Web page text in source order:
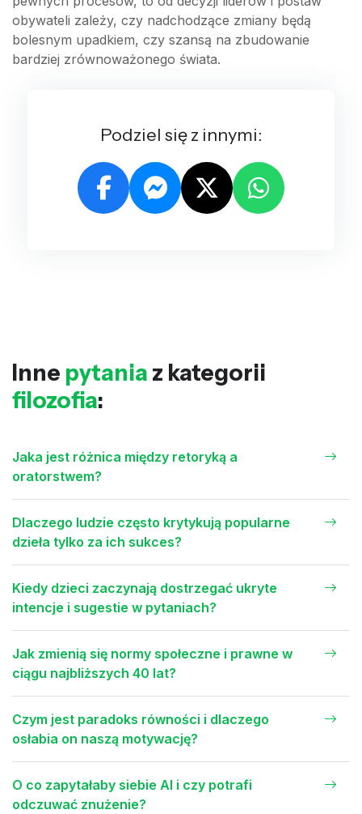
obywateli zależy, czy nadchodzące zmiany będą
bolesnym upadkiem, czy szansą na zbudowanie
bardziej zrównoważonego świata.
Podziel się z innymi:
Inne pytania z kategorii
filozofia:
Jaka jest różnica między retoryką a
oratorstwem?
Dlaczego ludzie często krytykują popularne
dzieła tylko za ich sukces?
Kiedy dzieci zaczynają dostrzegać ukryte
intencje i sugestie w pytaniach?
Jak zmienią się normy społeczne i prawne w
ciągu najbliższych 40 lat?
Czym jest paradoks równości i dlaczego
osłabia on naszą motywację?
O co zapytałaby siebie AI i czy potrafi
odczuwać znużenie?